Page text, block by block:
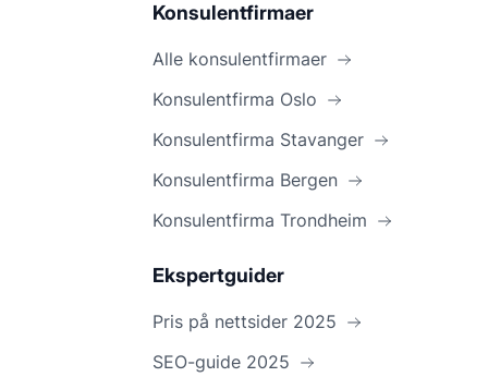
Konsulentfirmaer
Alle konsulentfirmaer
Konsulentfirma Oslo
Konsulentfirma Stavanger
Konsulentfirma Bergen
Konsulentfirma Trondheim
Ekspertguider
Pris på nettsider 2025
SEO-guide 2025